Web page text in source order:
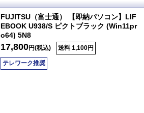
FUJITSU（富士通） 【即納パソコン】LIF
EBOOK U938/S ピクトブラック (Win11pr
o64) 5N8
17,800円(税込) 送料 1,100円
テレワーク推奨